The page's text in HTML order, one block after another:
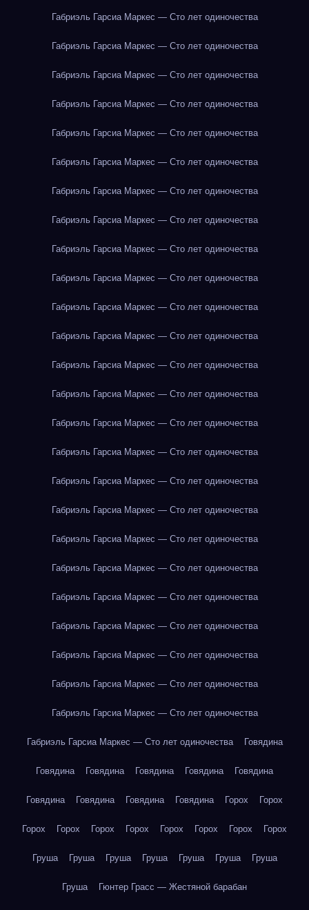
Габриэль Гарсиа Маркес — Сто лет одиночества
Габриэль Гарсиа Маркес — Сто лет одиночества
Габриэль Гарсиа Маркес — Сто лет одиночества
Габриэль Гарсиа Маркес — Сто лет одиночества
Габриэль Гарсиа Маркес — Сто лет одиночества
Габриэль Гарсиа Маркес — Сто лет одиночества
Габриэль Гарсиа Маркес — Сто лет одиночества
Габриэль Гарсиа Маркес — Сто лет одиночества
Габриэль Гарсиа Маркес — Сто лет одиночества
Габриэль Гарсиа Маркес — Сто лет одиночества
Габриэль Гарсиа Маркес — Сто лет одиночества
Габриэль Гарсиа Маркес — Сто лет одиночества
Габриэль Гарсиа Маркес — Сто лет одиночества
Габриэль Гарсиа Маркес — Сто лет одиночества
Габриэль Гарсиа Маркес — Сто лет одиночества
Габриэль Гарсиа Маркес — Сто лет одиночества
Габриэль Гарсиа Маркес — Сто лет одиночества
Габриэль Гарсиа Маркес — Сто лет одиночества
Габриэль Гарсиа Маркес — Сто лет одиночества
Габриэль Гарсиа Маркес — Сто лет одиночества
Габриэль Гарсиа Маркес — Сто лет одиночества
Габриэль Гарсиа Маркес — Сто лет одиночества
Габриэль Гарсиа Маркес — Сто лет одиночества
Габриэль Гарсиа Маркес — Сто лет одиночества
Габриэль Гарсиа Маркес — Сто лет одиночества
Габриэль Гарсиа Маркес — Сто лет одиночества Говядина
Говядина Говядина Говядина Говядина Говядина
Говядина Говядина Говядина Говядина Горох Горох
Горох Горох Горох Горох Горох Горох Горох Горох
Груша Груша Груша Груша Груша Груша Груша
Груша Гюнтер Грасс — Жестяной барабан